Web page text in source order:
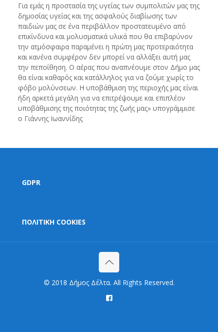
Για εμάς η προστασία της υγείας των συμπολιτών μας της
δημοσίας υγείας και της ασφαλούς διαβίωσης των
παιδιών μας σε ένα περιβάλλον προστατευμένο από
επικίνδυνα και μολυσματικά υλικά που θα επιβαρύνον
την ατμόσφαιρα παραμένει η πρώτη μας προτεραιότητα
και κανένα συμφέρον δεν μπορεί να αλλάξει αυτή μας
την πεποίθηση. Ο αέρας που αναπνέουμε στον Δήμο μας
θα είναι καθαρός και κατάλληλος για να ζούμε χωρίς το
φόβο μολύνσεων. Η υποβάθμιση της περιοχής μας είναι
ήδη αρκετά μεγάλη για να επιτρέψουμε και επιπλέον
υποβάθμισης της ποιότητας της ζωής μας» υπογράμμισε
ο Γιάννης Ιωαννίδης
GDPR
ΠΟΛΙΤΙΚΗ COOKIES
© 2018 Δήμος Δέλτα. All Rights Reserved.